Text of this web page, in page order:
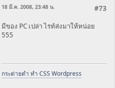
#73
18 มี.ค. 2008, 23:48 น.
มีของ PC เปล่า ไรท์ส่งมาให้หน่อย
555
กระต่ายดำ ทำ CSS Wordpress